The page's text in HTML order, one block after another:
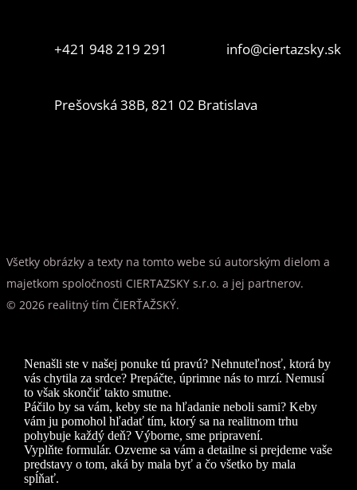
+421 948 219 291 info@ciertazsky.sk
Prešovská 38B, 821 02 Bratislava
Všetky obrázky a texty na tomto webe sú autorským dielom a
majetkom spoločnosti CIERTAZSKY s.r.o. a jej partnerov.
© 2026 realitný tím ČIERŤAŽSKÝ.
Nenašli ste v našej ponuke tú pravú? Nehnuteľnosť, ktorá by
vás chytila za srdce? Prepáčte, úprimne nás to mrzí. Nemusí
to však skončiť takto smutne.
Páčilo by sa vám, keby ste na hľadanie neboli sami? Keby
vám ju pomohol hľadať tím, ktorý sa na realitnom trhu
pohybuje každý deň? Výborne, sme pripravení.
Vyplňte formulár. Ozveme sa vám a detailne si prejdeme vaše
predstavy o tom, aká by mala byť a čo všetko by mala
spĺňať.